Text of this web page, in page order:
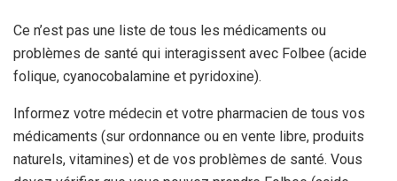
Ce n’est pas une liste de tous les médicaments ou
problèmes de santé qui interagissent avec Folbee (acide
folique, cyanocobalamine et pyridoxine).
Informez votre médecin et votre pharmacien de tous vos
médicaments (sur ordonnance ou en vente libre, produits
naturels, vitamines) et de vos problèmes de santé. Vous